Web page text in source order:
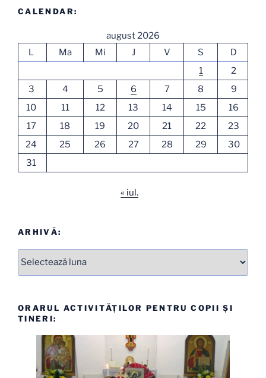
CALENDAR:
august 2026
L
Ma Mi J V S
D
1
2
3
4 5 6 7 8
9
10
11 12 13 14 15
16
17
18 19 20 21 22
23
24
25 26 27 28 29
30
31
« iul.
ARHIVĂ:
Arhive
ORARUL ACTIVITĂȚILOR PENTRU COPII ȘI
TINERI: